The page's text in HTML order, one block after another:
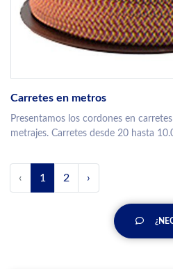
Carretes en metros
Presentamos los cordones en
metrajes. Carretes desde 20 hasta
‹ 1 2 ›